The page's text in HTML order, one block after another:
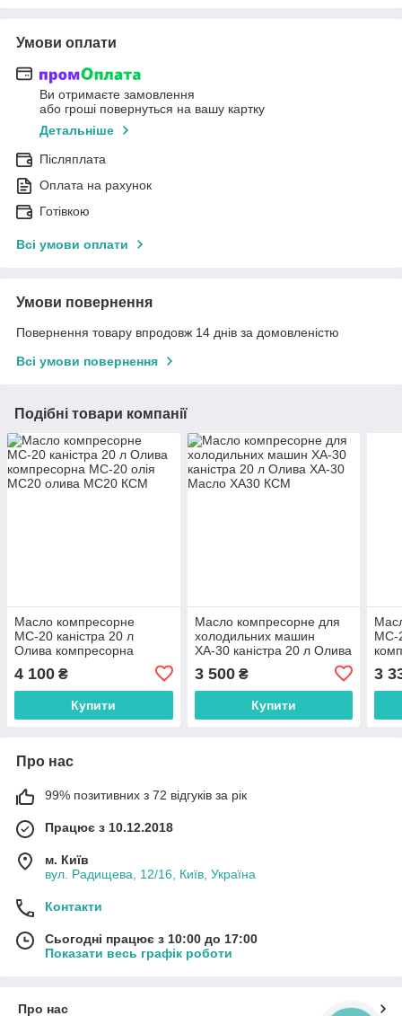
Умови оплати
Ви отримаєте замовлення
або гроші повернуться на вашу картку
Детальніше
Післяплата
Оплата на рахунок
Готівкою
Всі умови оплати
Умови повернення
Повернення товару впродовж 14 днів за домовленістю
Всі умови повернення
Подібні товари компанії
Масло компресорне
МС-20 каністра 20 л
Олива компресорна
МС-20 олія МС20 олива
МС20 КСМ
4 100 ₴
Купити
Масло компресорне для
холодильних машин
ХА-30 каністра 20 л Олива
ХА-30 Масло ХА30 КСМ
3 500₴
Купити
МС-
3
Про нас
99% позитивних з 72 відгуків за рік
Працює з 10.12.2018
м. Київ
вул. Радищева, 12/16, Київ, Україна
Контакти
Сьогодні працює з 10:00 до 17:00
Показати весь графік роботи
Про нас